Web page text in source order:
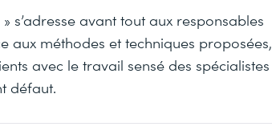
s’adresse avant tout aux responsables
aux méthodes et techniques proposées,
avec le travail sensé des spécialistes
défaut.